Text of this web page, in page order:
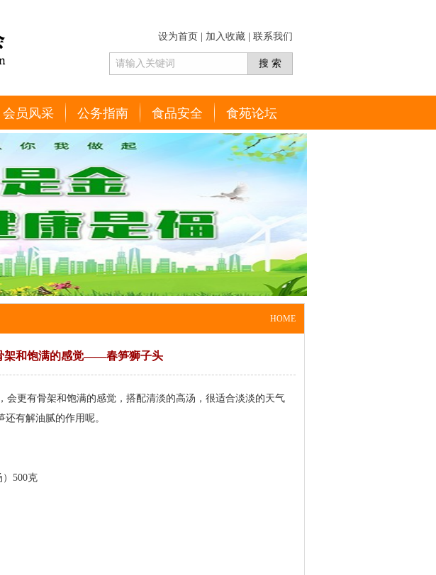
设为首页 加入收藏 联系我们
会员风采 公务指南 食品安全 食苑论坛
HOME
架和饱满的感觉——春笋狮子头
更有骨架和饱满的感觉，搭配清淡的高汤，很适合淡淡的天气
还有解油腻的作用呢。
500克